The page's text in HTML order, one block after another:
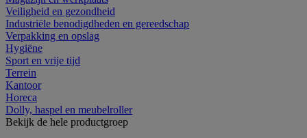
Veiligheid en gezondheid
Industriële benodigdheden en gereedschap
Verpakking en opslag
Hygiëne
Sport en vrije tijd
Terrein
Kantoor
Horeca
Dolly, haspel en meubelroller
Bekijk de hele productgroep